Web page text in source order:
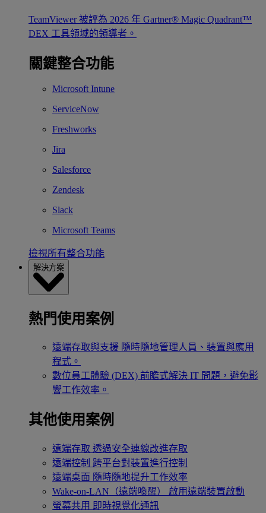
TeamViewer 被評為 2026 年 Gartner® Magic Quadrant™
DEX 工具領域的領導者。
關鍵整合功能
Microsoft Intune
ServiceNow
Freshworks
Jira
Salesforce
Zendesk
Slack
Microsoft Teams
檢視所有整合功能
解決方案
熱門使用案例
遠端存取與支援 隨時隨地管理人員、裝置與應用
程式。
數位員工體驗 (DEX) 前瞻式解決 IT 問題，避免影
響工作效率。
其他使用案例
遠端存取 透過安全連線改進存取
遠端控制 跨平台對裝置進行控制
遠端桌面 隨時隨地提升工作效率
Wake-on-LAN（遠端喚醒）
啟用遠端裝置啟動
螢幕共用 即時視覺化通訊